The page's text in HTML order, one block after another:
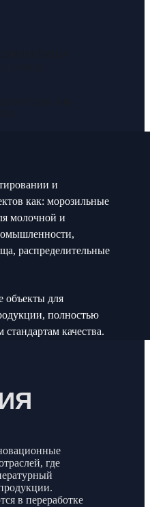
и
как: морозильные
молочной и
распределительные
объекты для
полностью
качества.
где
в переработке